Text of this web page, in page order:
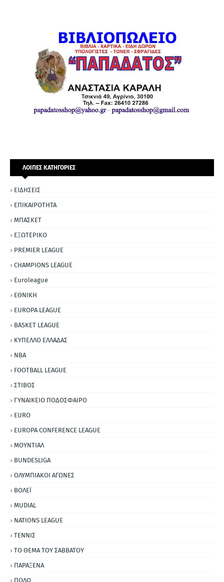
ΛΟΙΠΕΣ ΚΑΤΗΓΟΡΙΕΣ
ΕΙΔΗΣΕΙΣ
ΕΠΙΚΑΙΡΟΤΗΤΑ
ΜΠΑΣΚΕΤ
ΕΞΩΤΕΡΙΚΟ
PREMIER LEAGUE
CHAMPIONS LEAGUE
Euroleague
ΕΘΝΙΚΗ
EUROPA LEAGUE
BASKET LEAGUE
ΚΥΠΕΛΛΟ ΕΛΛΑΔΑΣ
NBA
FOOTBALL LEAGUE
ΣΤΙΒΟΣ
ΓΥΝΑΙΚΕΙΟ ΠΟΔΟΣΦΑΙΡΟ
EURO
EUROPA CONFERENCE LEAGUE
ΜΟΥΝΤΙΑΛ
BUNDESLIGA
ΟΛΥΜΠΙΑΚΟΙ ΑΓΩΝΕΣ
ΒΟΛΕΪ
MUDIAL
NATIONS LEAGUE
ΤΕΝΝΙΣ
ΤΟ ΘΕΜΑ ΤΟΥ ΣΑΒΒΑΤΟΥ
ΠΑΡΑΞΕΝΑ
ΠΟΛΟ